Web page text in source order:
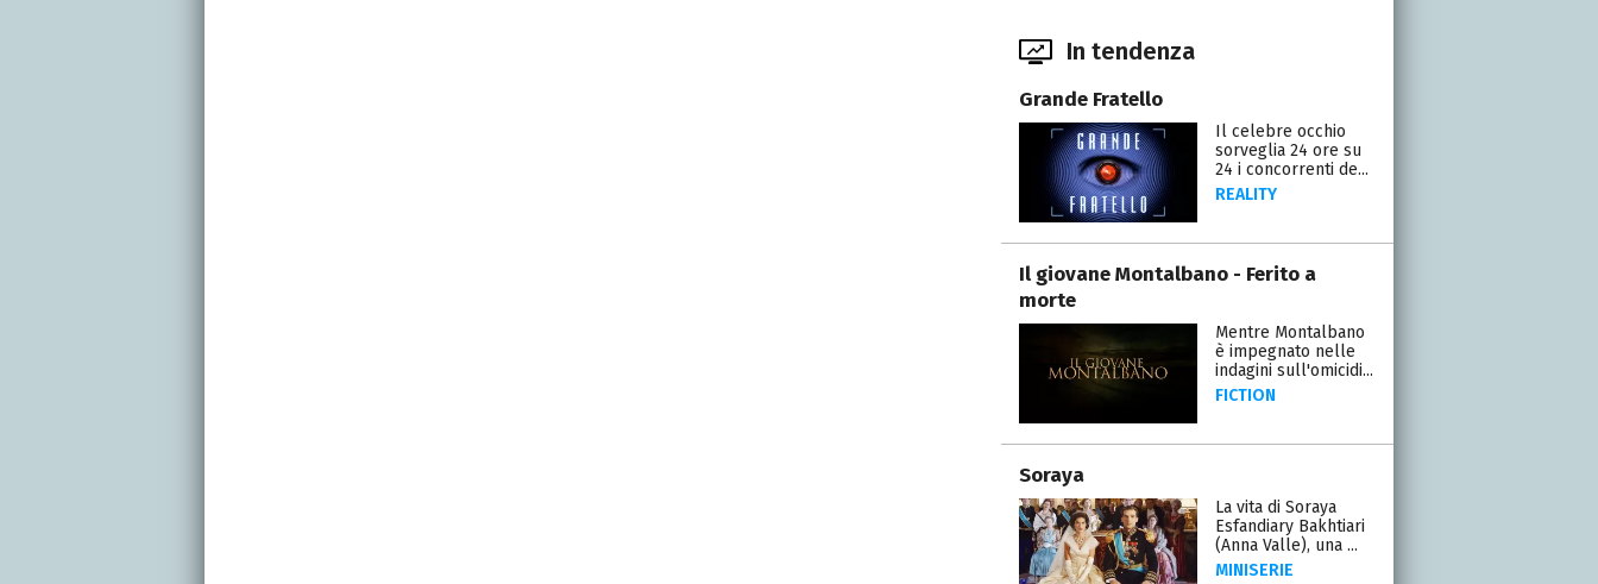
In tendenza
Grande Fratello
Il celebre occhio
sorveglia 24 ore su
24 i concorrenti de...
REALITY
Il giovane Montalbano - Ferito a
morte
Mentre Montalbano
è impegnato nelle
indagini sull'omicidi...
FICTION
Soraya
La vita di Soraya
Esfandiary Bakhtiari
(Anna Valle), una ...
MINISERIE